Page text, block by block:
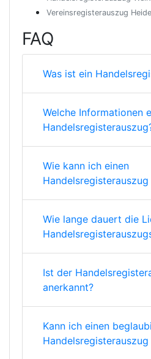
Vereinsregisterauszug
FAQ
Was ist ein
Welche Informationen
Wie kann ich einen
Wie lange dauert die
Ist der
anerkannt?
Kann ich einen